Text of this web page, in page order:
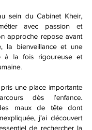
sein duCabinet Kheir,
avec passion et
approche repose avant
la bienveillance et une
à la fois rigoureuse et
une place importante
dès l’enfance.
maux de tête dont
j’ai découvert
de rechercher la